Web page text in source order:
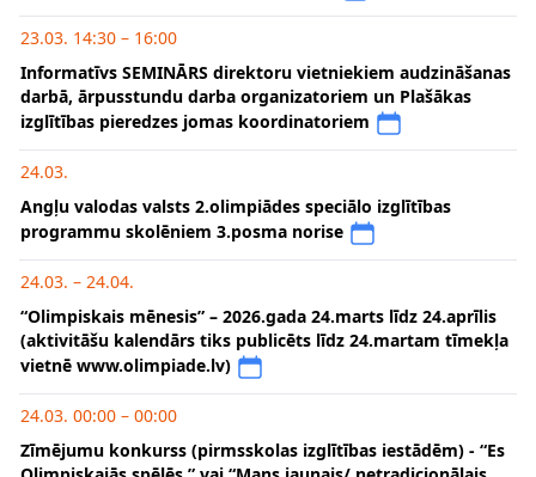
23.03. 14:30 – 16:00
Informatīvs SEMINĀRS direktoru vietniekiem audzināšanas
darbā, ārpusstundu darba organizatoriem un Plašākas
izglītības pieredzes jomas koordinatoriem
24.03.
Angļu valodas valsts 2.olimpiādes speciālo izglītības
programmu skolēniem 3.posma norise
24.03. – 24.04.
“Olimpiskais mēnesis” – 2026.gada 24.marts līdz 24.aprīlis
(aktivitāšu kalendārs tiks publicēts līdz 24.martam tīmekļa
vietnē www.olimpiade.lv)
24.03. 00:00 – 00:00
Zīmējumu konkurss (pirmsskolas izglītības iestādēm) - “Es